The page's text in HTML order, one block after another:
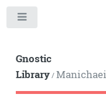
Gnostic
Library/